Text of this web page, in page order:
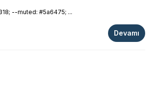
--muted: #5a6475; ...
Devamı